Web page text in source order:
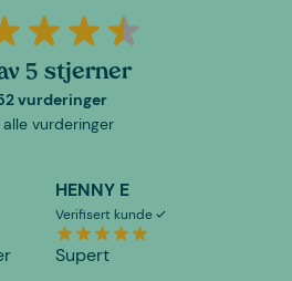
5 stjerner
vurderinger
alle vurderinger
HENNY E
Verifisert kunde
Supert